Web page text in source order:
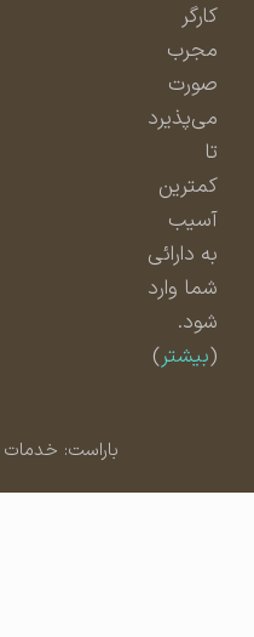
مجرب
صورت
می‌پذیرد
کمترین
آسیب
به دارائی
شما وارد
شود.
بیشتر)
باراست: خدمات